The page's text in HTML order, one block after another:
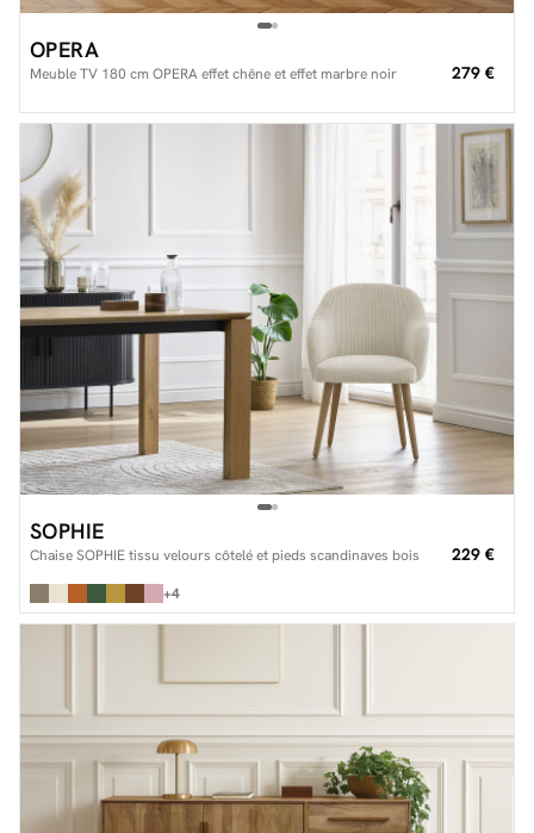
OPERA
Meuble TV 180 cm OPERA effet chêne et effet marbre noir 279 €
SOPHIE
Chaise SOPHIE tissu velours côtelé et pieds scandinaves bois 229 €
+4